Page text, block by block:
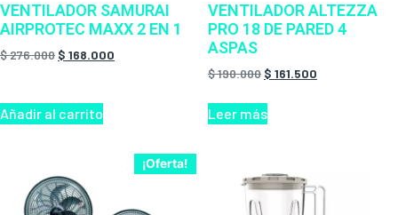
VENTILADOR SAMURAI
AIRPROTEC MAXX 2 EN 1
$276.000 $ 168.000
Añadir al carrito
VENTILADOR ALTEZZA
PRO 18 DE PARED 4
ASPAS
$190.000 $ 161.500
Leer más
¡Oferta!